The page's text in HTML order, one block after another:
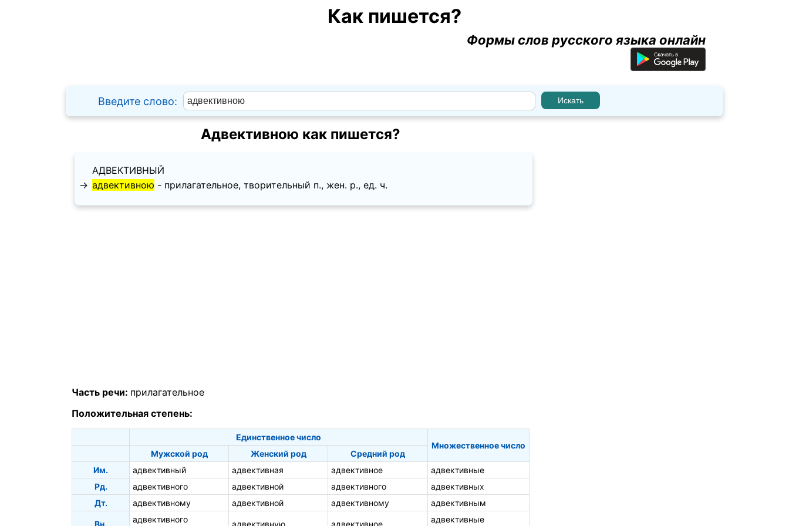
Как пишется?
Формы слов русского языка онлайн
Введите слово:
Адвективною как пишется?
АДВЕКТИВНЫЙ
→ адвективною - прилагательное, творительный п., жен. p., ед. ч.
Часть речи: прилагательное
Положительная степень:
Единственное число
Множественное число
Мужской род
Женский род
Средний род
Им.
адвективный адвективная адвективное
адвективные
Рд.
адвективного адвективной адвективного
адвективных
Дт.
адвективному адвективной адвективному адвективным
адвективного
адвективные